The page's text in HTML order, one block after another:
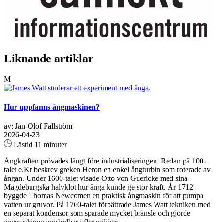
Liknande artiklar
M
Hur uppfanns ångmaskinen?
av: Jan-Olof Fallström
2026-04-23
Lästid 11 minuter
Ångkraften prövades långt före industrialiseringen. Redan på 100-
talet e.Kr beskrev greken Heron en enkel ångturbin som roterade av
ångan. Under 1600-talet visade Otto von Guericke med sina
Magdeburgska halvklot hur ånga kunde ge stor kraft. År 1712
byggde Thomas Newcomen en praktisk ångmaskin för att pumpa
vatten ur gruvor. På 1760-talet förbättrade James Watt tekniken med
en separat kondensor som sparade mycket bränsle och gjorde